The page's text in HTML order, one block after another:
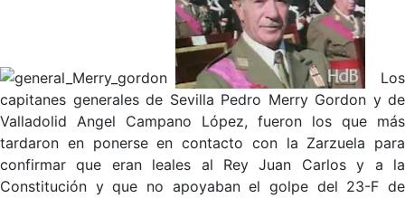
Los
capitanes generales de Sevilla Pedro Merry Gordon y de
Valladolid Angel Campano López, fueron los que más
tardaron en ponerse en contacto con la Zarzuela para
confirmar que eran leales al Rey Juan Carlos y a la
Constitución y que no apoyaban el golpe del 23-F de